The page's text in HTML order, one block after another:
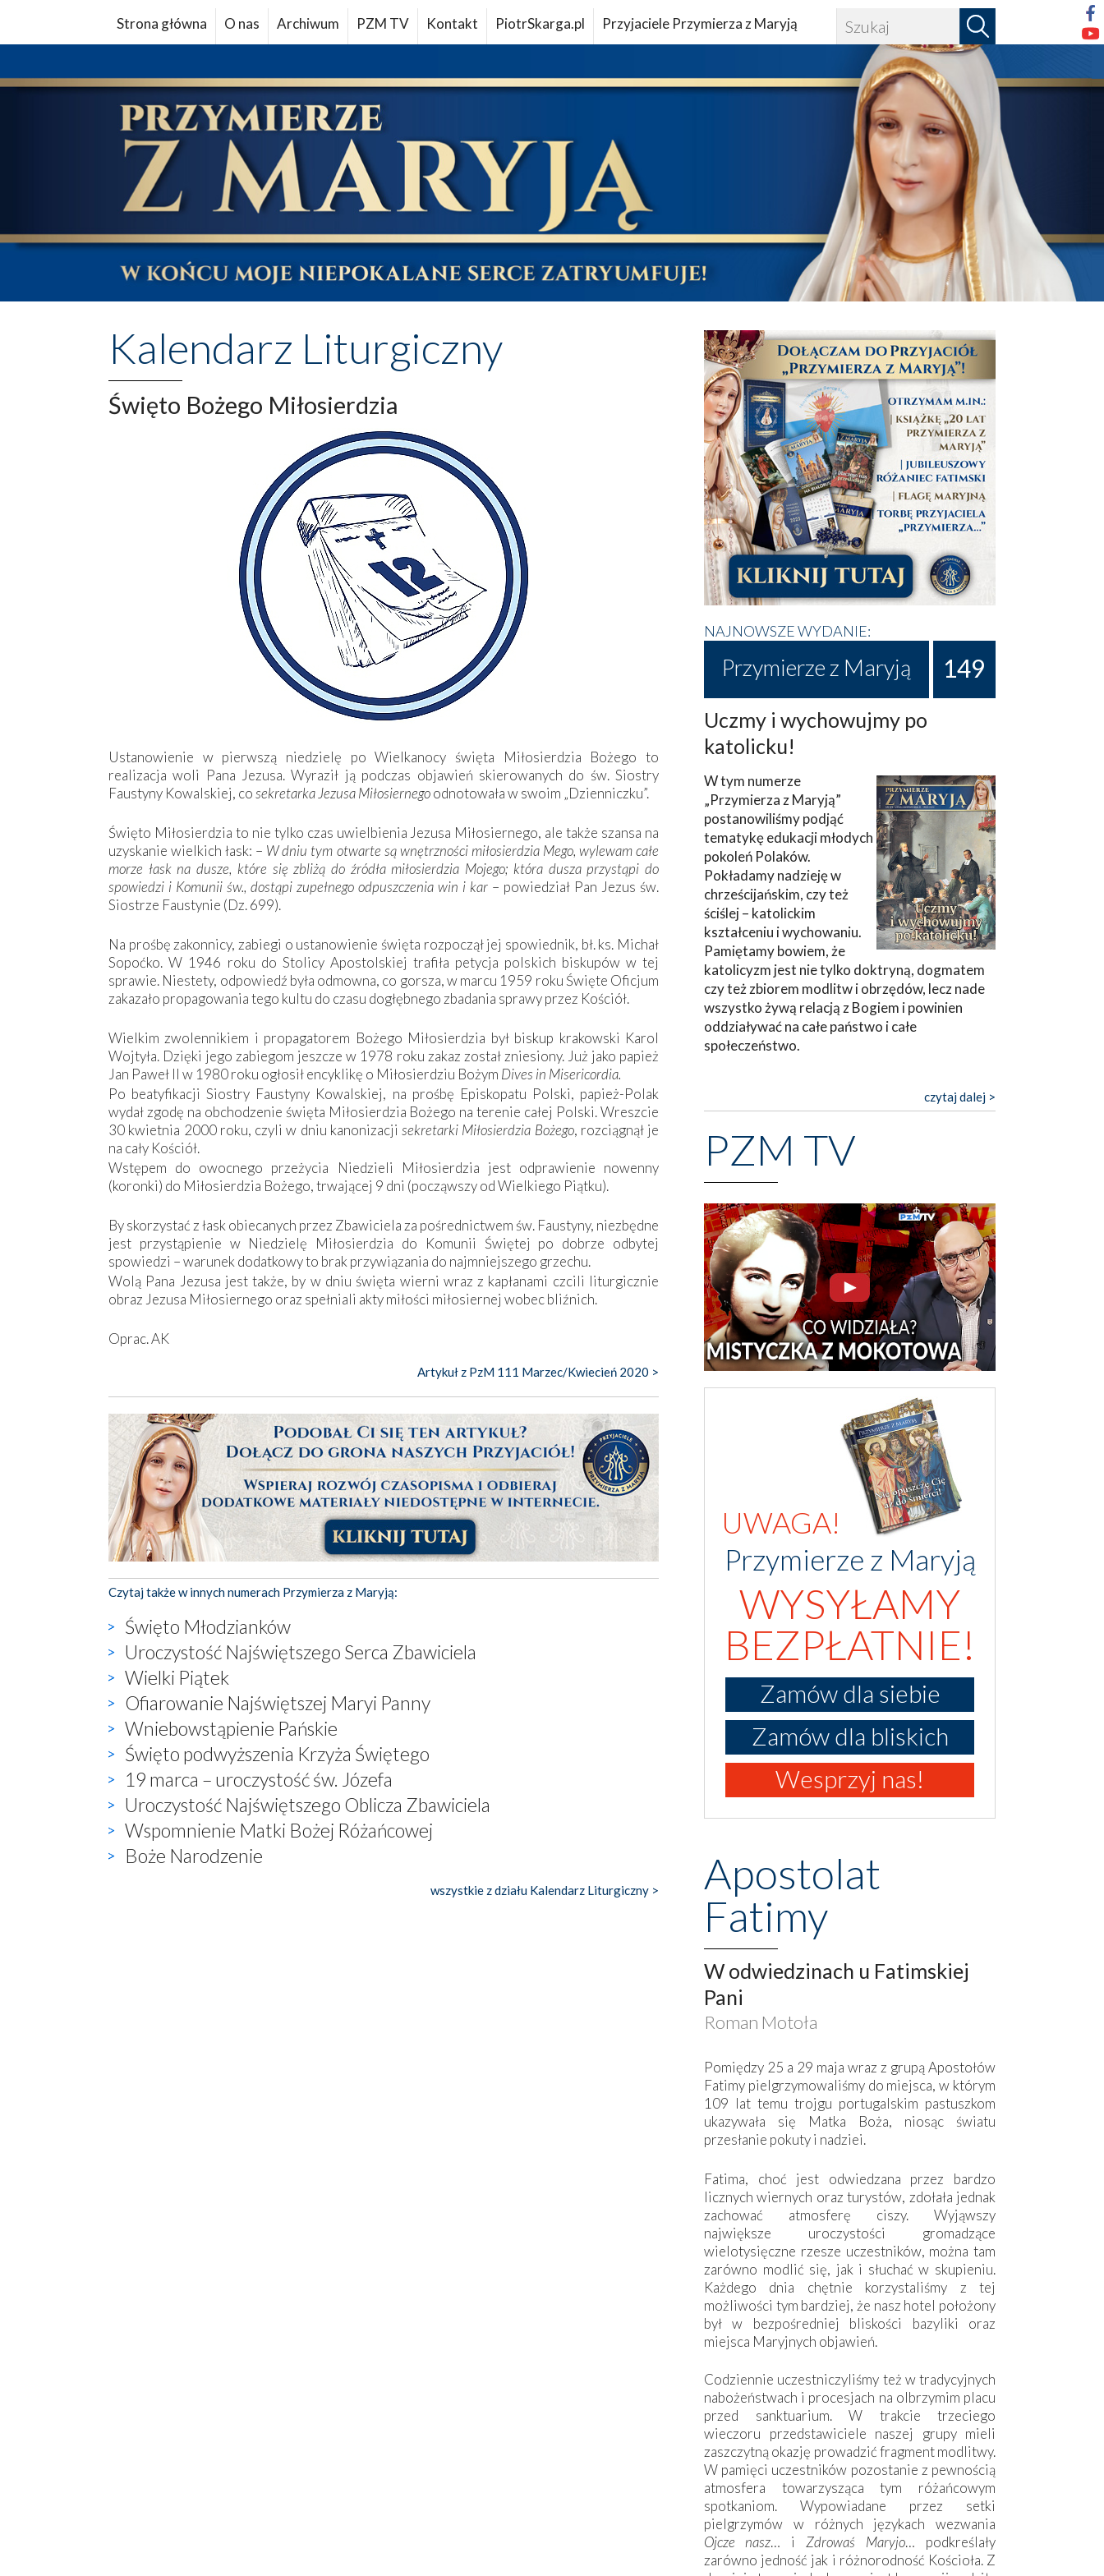
Strona główna O nas Archiwum PZM TV Kontakt PiotrSkarga.pl Przyjaciele Przymierza z Maryją
Kalendarz Liturgiczny
Święto Bożego Miłosierdzia
Ustanowienie w pierwszą niedzielę po Wielkanocy święta Miłosierdzia Bożego to
realizacja woli Pana Jezusa. Wyraził ją podczas objawień skierowanych do św. Siostry
Faustyny Kowalskiej, cosekretarka Jezusa Miłosiernegoodnotowała w swoim „Dzienniczku”.
Święto Miłosierdzia to nie tylko czas uwielbienia Jezusa Miłosiernego, ale także szansa na
uzyskanie wielkich łask: – W dniu tym otwarte są wnętrzności miłosierdzia Mego, wylewam całe
morze łask na dusze, które się zbliżą do źródła miłosierdzia Mojego; która dusza przystąpi do
spowiedzi i Komunii św., dostąpi zupełnego odpuszczenia win i kar – powiedział Pan Jezus św.
Siostrze Faustynie (Dz. 699).
Na prośbę zakonnicy, zabiegi o ustanowienie święta rozpoczął jej spowiednik, bł. ks. Michał
Sopoćko. W 1946 roku do Stolicy Apostolskiej trafiła petycja polskich biskupów w tej
sprawie. Niestety, odpowiedź była odmowna, co gorsza, w marcu 1959 roku Święte Oficjum
zakazało propagowania tego kultu do czasu dogłębnego zbadania sprawy przez Kościół.
Wielkim zwolennikiem i propagatorem Bożego Miłosierdzia był biskup krakowski Karol
Wojtyła. Dzięki jego zabiegom jeszcze w 1978 roku zakaz został zniesiony. Już jako papież
Jan Paweł II w 1980 roku ogłosił encyklikę o Miłosierdziu Bożym Dives in Misericordia.
Po beatyfikacji Siostry Faustyny Kowalskiej, na prośbę Episkopatu Polski, papież-Polak
wydał zgodę na obchodzenie święta Miłosierdzia Bożego na terenie całej Polski. Wreszcie
30 kwietnia 2000 roku, czyli w dniu kanonizacji sekretarki Miłosierdzia Bożego, rozciągnął je
na cały Kościół.
Wstępem do owocnego przeżycia Niedzieli Miłosierdzia jest odprawienie nowenny
(koronki) do Miłosierdzia Bożego, trwającej 9 dni (począwszy od Wielkiego Piątku).
By skorzystać z łask obiecanych przez Zbawiciela za pośrednictwem św. Faustyny, niezbędne
jest przystąpienie w Niedzielę Miłosierdzia do Komunii Świętej po dobrze odbytej
spowiedzi – warunek dodatkowy to brak przywiązania do najmniejszego ­grzechu.
Wolą Pana Jezusa jest także, by w dniu święta wierni wraz z kapłanami czcili liturgicznie
obraz Jezusa Miłosiernego oraz spełniali akty miłości miłosiernej wobec bliźnich.
Oprac. AK
Artykuł z PzM 111 Marzec/Kwiecień 2020 >
Czytaj także w innych numerach Przymierza z Maryją:
Święto Młodzianków
Uroczystość Najświętszego Serca Zbawiciela
Wielki Piątek
Ofiarowanie Najświętszej Maryi Panny
Wniebowstąpienie Pańskie
Święto podwyższenia Krzyża Świętego
19 marca – uroczystość św. Józefa
Uroczystość Najświętszego Oblicza Zbawiciela
Wspomnienie Matki Bożej Różańcowej
Boże Narodzenie
wszystkie z działu Kalendarz Liturgiczny >
NAJNOWSZE WYDANIE:
Przymierze z Maryją 149
Uczmy i wychowujmy po
katolicku!
W tym numerze
„Przymierza z Maryją”
postanowiliśmy podjąć
tematykę edukacji młodych
pokoleń Polaków.
Pokładamy nadzieję w
chrześcijańskim, czy też
ściślej – katolickim
kształceniu i wychowaniu.
Pamiętamy bowiem, że
katolicyzm jest nie tylko doktryną, dogmatem
czy też zbiorem modlitw i obrzędów, lecz nade
wszystko żywą relacją z Bogiem i powinien
oddziaływać na całe państwo i całe
społeczeństwo.
czytaj dalej >
PZM TV
UWAGA!
Przymierze z Maryją
WYSYŁAMY
BEZPŁATNIE!
Zamów dla siebie
Zamów dla bliskich
Wesprzyj nas!
Apostolat
Fatimy
W odwiedzinach u Fatimskiej
Pani
Roman Motoła
Pomiędzy 25 a 29 maja wraz z grupą Apostołów
Fatimy pielgrzymowaliśmy do miejsca, w którym
109 lat temu trojgu portugalskim pastuszkom
ukazywała się Matka Boża, niosąc światu
przesłanie pokuty i nadziei.
Fatima, choć jest odwiedzana przez bardzo
licznych wiernych oraz turystów, zdołała jednak
zachować atmosferę ciszy. Wyjąwszy
największe uroczystości gromadzące
wielotysięczne rzesze uczestników, można tam
zarówno modlić się, jak i słuchać w skupieniu.
Każdego dnia chętnie korzystaliśmy z tej
możliwości tym bardziej, że nasz hotel położony
był w bezpośredniej bliskości bazyliki oraz
miejsca Maryjnych objawień.
Codziennie uczestniczyliśmy też w tradycyjnych
nabożeństwach i procesjach na olbrzymim placu
przed sanktuarium. W trakcie trzeciego
wieczoru przedstawiciele naszej grupy mieli
zaszczytną okazję prowadzić fragment modlitwy.
W pamięci uczestników pozostanie z pewnością
atmosfera towarzysząca tym różańcowym
spotkaniom. Wypowiadane przez setki
pielgrzymów w różnych językach wezwania
Ojcze nasz… i Zdrowaś Maryjo… podkreślały
zarówno jedność jak i różnorodność Kościoła. Z